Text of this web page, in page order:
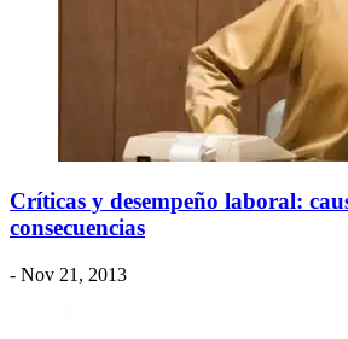
Críticas y desempeño laboral:
consecuencias
- Nov 21, 2013